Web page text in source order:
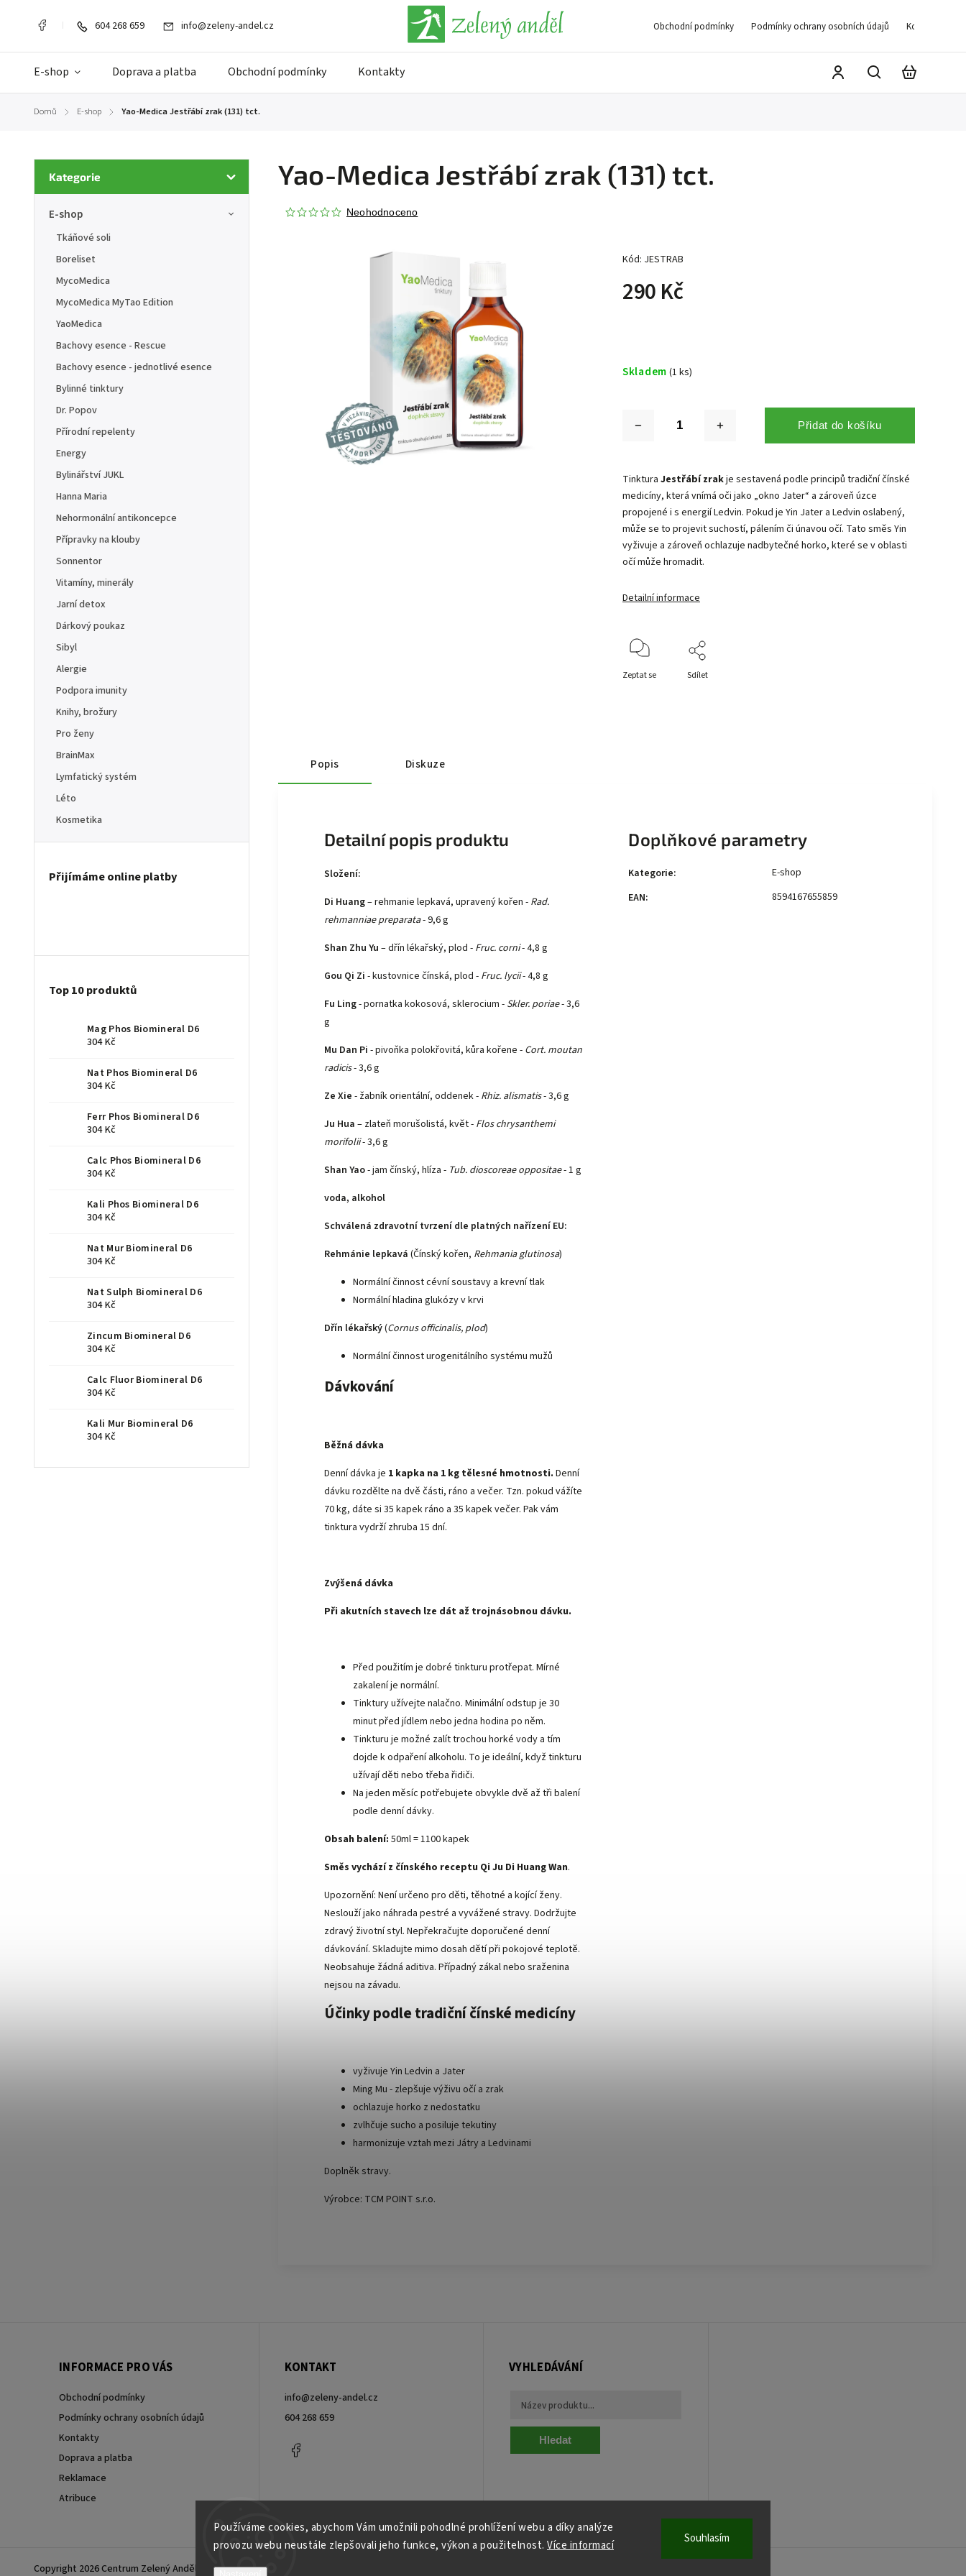
Používáme cookies, abychom Vám umožnili pohodlné prohlížení webu a díky analýze
provozu webu neustále zlepšovali jeho funkce, výkon a použitelnost. Více informací Souhlasím
604 268 659 info@zeleny-andel.cz Obchodní podmínky Podmínky ochrany osobních údajů Kontakty
E-shop Doprava a platba Obchodní podmínky Kontakty
Domů / E-shop / Yao-Medica Jestřábí zrak (131) tct.
Kategorie
E-shop
Tkáňové soli
Boreliset
MycoMedica
MycoMedica MyTao Edition
YaoMedica
Bachovy esence - Rescue
Bachovy esence - jednotlivé esence
Bylinné tinktury
Dr. Popov
Přírodní repelenty
Energy
Bylinářství JUKL
Hanna Maria
Nehormonální antikoncepce
Přípravky na klouby
Sonnentor
Vitamíny, minerály
Jarní detox
Dárkový poukaz
Sibyl
Alergie
Podpora imunity
Knihy, brožury
Pro ženy
BrainMax
Lymfatický systém
Léto
Kosmetika
Přijímáme online platby
Top 10 produktů
Mag Phos Biomineral D6
304 Kč
Nat Phos Biomineral D6
304 Kč
Ferr Phos Biomineral D6
304 Kč
Calc Phos Biomineral D6
304 Kč
Kali Phos Biomineral D6
304 Kč
Nat Mur Biomineral D6
304 Kč
Nat Sulph Biomineral D6
304 Kč
Zincum Biomineral D6
304 Kč
Calc Fluor Biomineral D6
304 Kč
Kali Mur Biomineral D6
304 Kč
Yao-Medica Jestřábí zrak (131) tct.
Neohodnoceno
Kód: JESTRAB
290 Kč
Skladem (1 ks)
Přidat do košíku
Tinktura Jestřábí zrakje sestavená podle principů tradiční čínské
medicíny, která vnímá oči jako „okno Jater“ a zároveň úzce
propojené i s energií Ledvin. Pokud je Yin Jater a Ledvin oslabený,
může se to projevit suchostí, pálením či únavou očí. Tato směs Yin
vyživuje a zároveň ochlazuje nadbytečné horko, které se v oblasti
očí může hromadit.
Detailní informace
Zeptat se Sdílet
Popis Diskuze
Detailní popis produktu
Složení:
Di Huang– rehmanie lepkavá, upravený kořen - Rad.
rehmanniae preparata- 9,6 g
Shan Zhu Yu – dřín lékařský, plod - Fruc. corni- 4,8 g
Gou Qi Zi - kustovnice čínská, plod - Fruc. lycii- 4,8 g
Fu Ling- pornatka kokosová, sklerocium - Skler. poriae- 3,6
g
Mu Dan Pi - pivoňka polokřovitá, kůra kořene - Cort. moutan
radicis- 3,6 g
Ze Xie - žabník orientální, oddenek - Rhiz. alismatis- 3,6 g
Ju Hua – zlateň morušolistá, květ - Flos chrysanthemi
morifolii- 3,6 g
Shan Yao- jam čínský, hlíza - Tub. dioscoreae oppositae- 1 g
voda, alkohol
Schválená zdravotní tvrzení dle platných nařízení EU:
Rehmánie lepkavá (Čínský kořen, Rehmania glutinosa)
Normální činnost cévní soustavy a krevní tlak
Normální hladina glukózy v krvi
Dřín lékařský(Cornus officinalis, plod)
Normální činnost urogenitálního systému mužů
Dávkování
Běžná dávka
Denní dávka je 1 kapka na 1 kg tělesné hmotnosti. Denní
dávku rozdělte na dvě části, ráno a večer. Tzn. pokud vážíte
70 kg, dáte si 35 kapek ráno a 35 kapek večer. Pak vám
tinktura vydrží zhruba 15 dní.
Zvýšená dávka
Při akutních stavech lze dát až trojnásobnou dávku.
Před použitím je dobré tinkturu protřepat. Mírné
zakalení je normální.
Tinktury užívejte nalačno. Minimální odstup je 30
minut před jídlem nebo jedna hodina po něm.
Tinkturu je možné zalít trochou horké vody a tím
dojde k odpaření alkoholu. To je ideální, když tinkturu
užívají děti nebo třeba řidiči.
Na jeden měsíc potřebujete obvykle dvě až tři balení
podle denní dávky.
Obsah balení: 50ml = 1100 kapek
Směs vychází z čínského receptu Qi Ju Di Huang Wan.
Upozornění: Není určeno pro děti, těhotné a kojící ženy.
Neslouží jako náhrada pestré a vyvážené stravy. Dodržujte
zdravý životní styl. Nepřekračujte doporučené denní
dávkování. Skladujte mimo dosah dětí při pokojové teplotě.
Neobsahuje žádná aditiva. Případný zákal nebo sraženina
nejsou na závadu.
Účinky podletradiční čínské medicíny
vyživuje Yin Ledvin a Jater
Ming Mu - zlepšuje výživu očí a zrak
ochlazuje horko z nedostatku
zvlhčuje sucho a posiluje tekutiny
harmonizuje vztah mezi Játry a Ledvinami
Doplněk stravy.
Výrobce: TCM POINT s.r.o.
Doplňkové parametry
Kategorie:
E-shop
EAN: 8594167655859
INFORMACE PRO VÁS
Obchodní podmínky
Podmínky ochrany osobních údajů
Kontakty
Doprava a platba
Reklamace
Atribuce
KONTAKT
info@zeleny-andel.cz
604 268 659
VYHLEDÁVÁNÍ
Hledat
Copyright 2026Centrum Zelený Anděl . Všechna práva vyhrazena.